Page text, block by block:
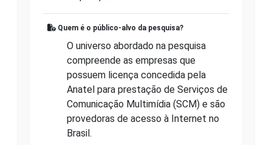
Quem é o público-alvo da pesquisa?
O universo abordado na pesquisa
compreende as empresas que
possuem licença concedida pela
Anatel para prestação de Serviços de
Comunicação Multimídia (SCM) e são
provedoras de acesso à Internet no
Brasil.